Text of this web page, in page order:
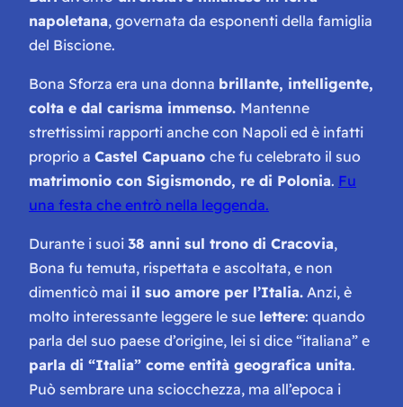
napoletana, governata da esponenti della famiglia
del Biscione.
Bona Sforza era una donna brillante, intelligente,
colta e dal carisma immenso. Mantenne
strettissimi rapporti anche con Napoli ed è infatti
proprio a Castel Capuano che fu celebrato il suo
matrimonio con Sigismondo, re di Polonia. Fu
una festa che entrò nella leggenda.
Durante i suoi 38 anni sul trono di Cracovia,
Bona fu temuta, rispettata e ascoltata, e non
dimenticò mai il suo amore per l’Italia. Anzi, è
molto interessante leggere le sue lettere: quando
parla del suo paese d’origine, lei si dice “italiana” e
parla di “Italia” come entità geografica unita.
Può sembrare una sciocchezza, ma all’epoca i